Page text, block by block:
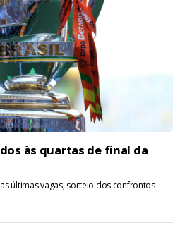
às quartas de final da
últimas vagas; sorteio dos confrontos